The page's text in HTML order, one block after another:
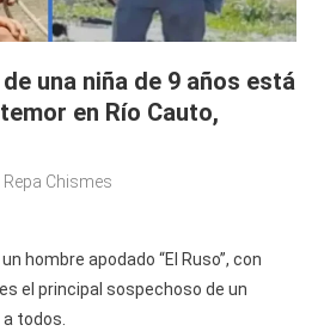
una niña de 9 años está
en Río Cauto,
Repa Chismes
hombre apodado “El Ruso”, con
el principal sospechoso de un
todos.